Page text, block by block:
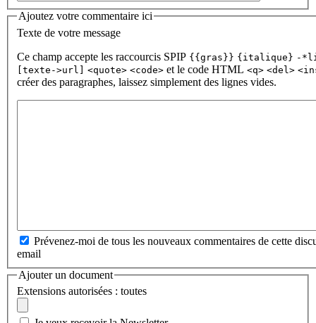
Ajoutez votre commentaire ici
Texte de votre message
Ce champ accepte les raccourcis SPIP {{gras}} {italique} -
[texte->url] <quote> <code> et le code HTML <q> <del>
créer des paragraphes, laissez simplement des lignes vides.
Prévenez-moi de tous les nouveaux commentaires de cette
email
Ajouter un document
Extensions autorisées : toutes